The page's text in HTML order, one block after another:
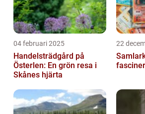
04 februari 2025
Handelsträdgård på
Österlen: En grön resa i
Skånes hjärta
22